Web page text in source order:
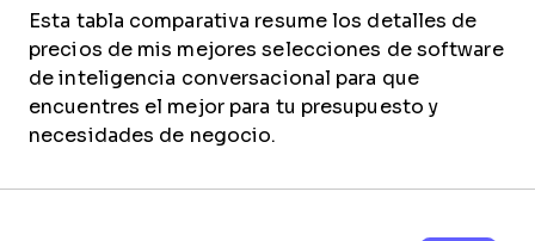
Esta tabla comparativa resume los detalles de
precios de mis mejores selecciones de software
de inteligencia conversacional para que
encuentres el mejor para tu presupuesto y
necesidades de negocio.